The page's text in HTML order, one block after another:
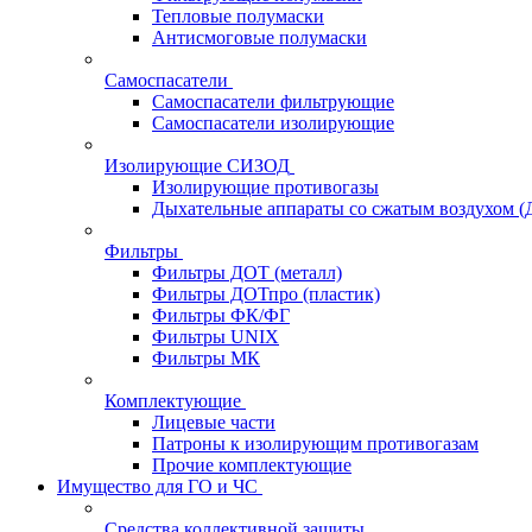
Тепловые полумаски
Антисмоговые полумаски
Самоспасатели
Самоспасатели фильтрующие
Самоспасатели изолирующие
Изолирующие СИЗОД
Изолирующие противогазы
Дыхательные аппараты со сжатым воздухом
Фильтры
Фильтры ДОТ (металл)
Фильтры ДОТпро (пластик)
Фильтры ФК/ФГ
Фильтры UNIX
Фильтры МК
Комплектующие
Лицевые части
Патроны к изолирующим противогазам
Прочие комплектующие
Имущество для ГО и ЧС